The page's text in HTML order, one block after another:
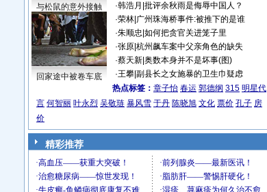
与松鼠的意外接触
回家途中被卷车底
·韩浩月 批评余秋雨是侮辱中国人？
·荣林| 广州珠海桥事件:被推下的是谁
·朱顺忠 如何把贪官关进笼子里
·张原| 杭州飙车案中父亲角色的缺失
·蔡天新| 奥数本身并不是坏事(图)
·王攀| 副县长之女施暴的卫生巾疑虑
热点标签： 章子怡 春运 郭德纲 315 明星代
言 何智丽 叶永烈 吴敬琏 暴风雪 于丹 陈晓旭 文化 票价 孔子 房
价
精彩推荐